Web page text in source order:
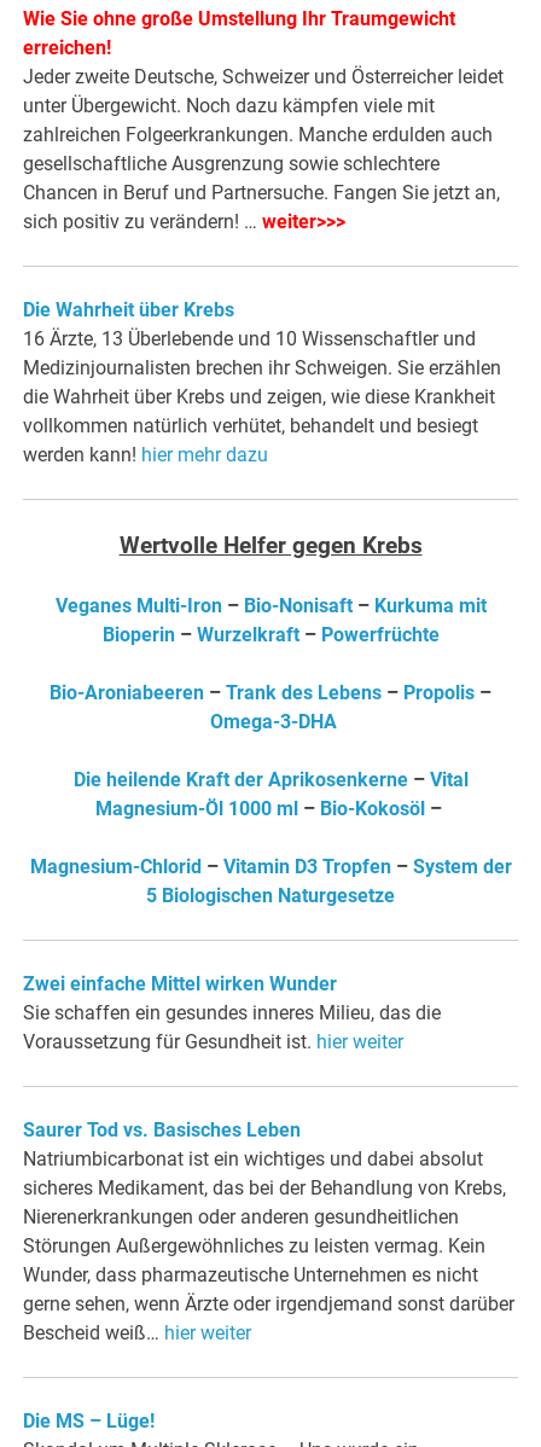
Wie Sie ohne große Umstellung Ihr Traumgewicht
erreichen!
Jeder zweite Deutsche, Schweizer und Österreicher leidet
unter Übergewicht. Noch dazu kämpfen viele mit
zahlreichen Folgeerkrankungen. Manche erdulden auch
gesellschaftliche Ausgrenzung sowie schlechtere
Chancen in Beruf und Partnersuche. Fangen Sie jetzt an,
sich positiv zu verändern! …weiter>>>
Die Wahrheit über Krebs
16 Ärzte, 13 Überlebende und 10 Wissenschaftler und
Medizinjournalisten brechen ihr Schweigen. Sie erzählen
die Wahrheit über Krebs und zeigen, wie diese Krankheit
vollkommen natürlich verhütet, behandelt und besiegt
werden kann! hier mehr dazu
Wertvolle Helfer gegen Krebs
Veganes Multi-Iron– Bio-Nonisaft– Kurkuma mit
Bioperin– Wurzelkraft– Powerfrüchte
Bio-Aroniabeeren – Trank des Lebens – Propolis –
Omega-3-DHA
Die heilende Kraft der Aprikosenkerne– Vital
Magnesium-Öl 1000 ml– Bio-Kokosöl–
Magnesium-Chlorid– Vitamin D3 Tropfen– System der
5 Biologischen Naturgesetze
Zwei einfache Mittel wirken Wunder
Sie schaffen ein gesundes inneres Milieu, das die
Voraussetzung für Gesundheit ist. hier weiter
Saurer Tod vs. Basisches Leben
Natriumbicarbonat ist ein wichtiges und dabei absolut
sicheres Medikament, das bei der Behandlung von Krebs,
Nierenerkrankungen oder anderen gesundheitlichen
Störungen Außer­gewöhnliches zu leisten vermag. Kein
Wunder, dass pharmazeutische Unternehmen es nicht
gerne sehen, wenn Ärzte oder irgend­jemand sonst darüber
Bescheid weiß… hier weiter
Die MS – Lüge!